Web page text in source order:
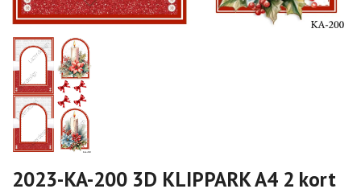
2023-KA-200 3D KLIPPARK A4 2 kort